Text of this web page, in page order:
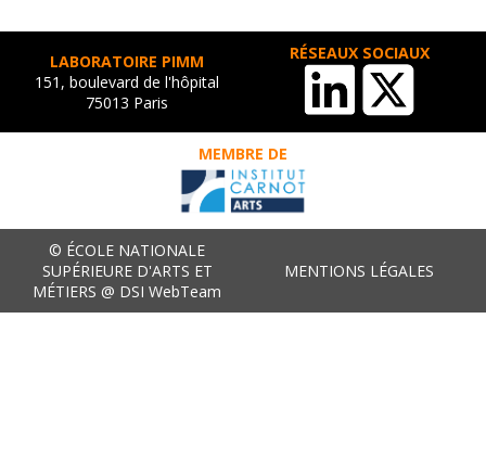
LABORATOIRE PIMM
151, boulevard de l'hôpital
75013 Paris
RÉSEAUX SOCIAUX
MEMBRE DE
© ÉCOLE NATIONALE
SUPÉRIEURE D'ARTS ET
MÉTIERS @ DSI WebTeam
MENTIONS LÉGALES